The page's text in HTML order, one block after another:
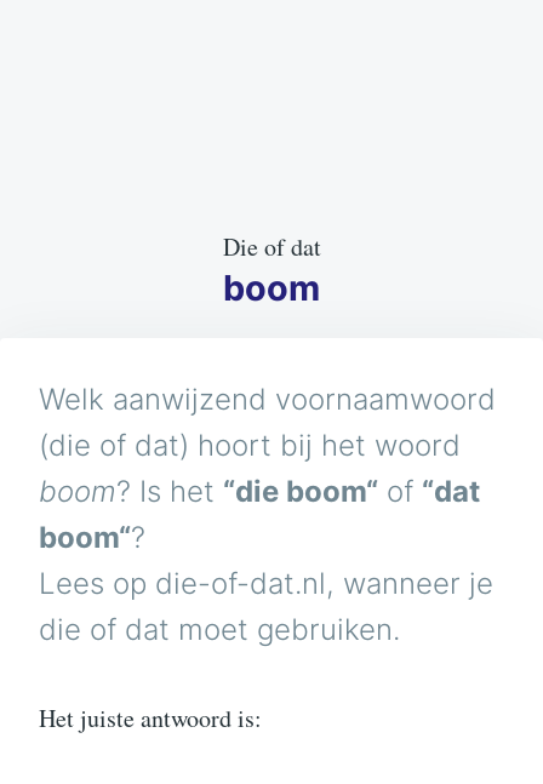
Die of dat
boom
Welk aanwijzend voornaamwoord
(die of dat) hoort bij het woord
boom? Is het “die boom“ of “dat
boom“?
Lees op die-of-dat.nl, wanneer je
die of dat moet gebruiken.
Het juiste antwoord is: